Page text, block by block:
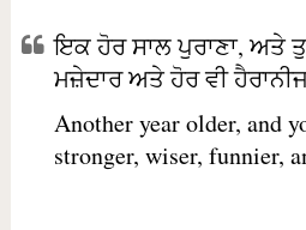
ਇਕ ਹੋਰ ਸਾਲ ਪੁਰਾਣਾ, ਅਤੇ
ਮਜ਼ੇਦਾਰ ਅਤੇ ਹੋਰ ਵੀ
Another year older, and
stronger, wiser, funnier,